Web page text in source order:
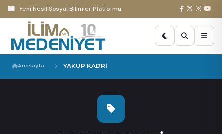
Yeni Nesil Sosyal Bilimler Platformu
Anasayfa YAKUP KADRİ